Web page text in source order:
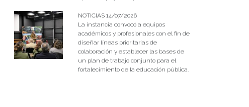
NOTICIAS 14/07/2026
La instancia convocó a equipos
académicos y profesionales con el fin de
diseñar líneas prioritarias de
colaboración y establecer las bases de
un plan de trabajo conjunto para el
fortalecimiento de la educación pública.